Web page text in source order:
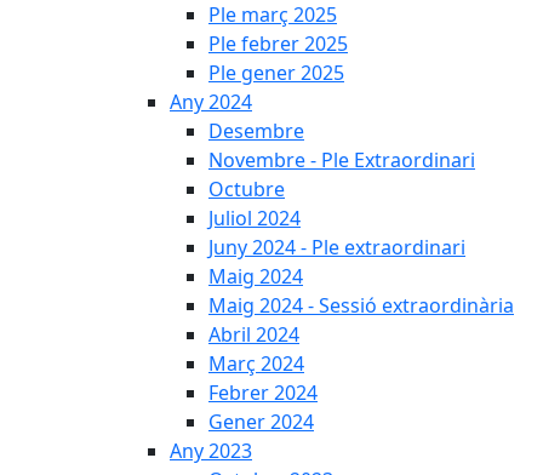
Ple març 2025
Ple febrer 2025
Ple gener 2025
Any 2024
Desembre
Novembre - Ple Extraordinari
Octubre
Juliol 2024
Juny 2024 - Ple extraordinari
Maig 2024
Maig 2024 - Sessió extraordinària
Abril 2024
Març 2024
Febrer 2024
Gener 2024
Any 2023